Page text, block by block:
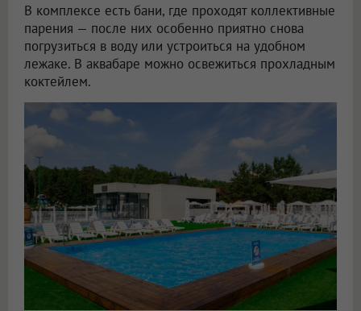
В комплексе есть бани, где проходят коллективные
парения — после них особенно приятно снова
погрузиться в воду или устроиться на удобном
лежаке. В аквабаре можно освежиться прохладным
коктейлем.